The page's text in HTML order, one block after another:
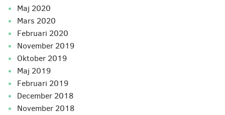
maj 2020
mars 2020
februari 2020
november 2019
oktober 2019
maj 2019
februari 2019
december 2018
november 2018